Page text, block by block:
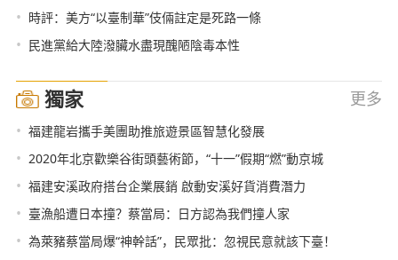
• 時評：美方“以臺制華”伎倆註定是死路一條
• 民進黨給大陸潑臟水盡現醜陋陰毒本性
獨家 更多
• 福建龍岩攜手美團助推旅遊景區智慧化發展
• 2020年北京歡樂谷街頭藝術節，“十一”假期“燃”動京城
• 福建安溪政府搭台企業展銷 啟動安溪好貨消費潛力
• 臺漁船遭日本撞？蔡當局：日方認為我們撞人家
• 為萊豬蔡當局爆“神幹話”，民眾批：忽視民意就該下臺！